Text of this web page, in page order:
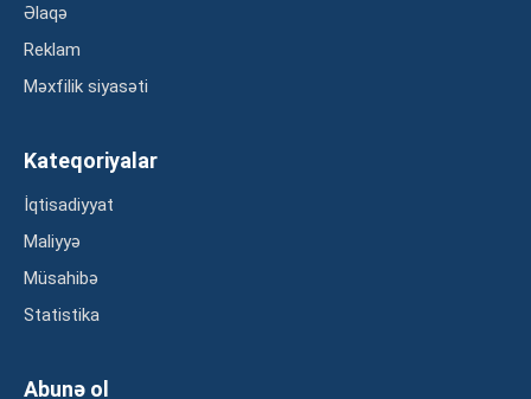
Əlaqə
Reklam
Məxfilik siyasəti
Kateqoriyalar
İqtisadiyyat
Maliyyə
Müsahibə
Statistika
Abunə ol